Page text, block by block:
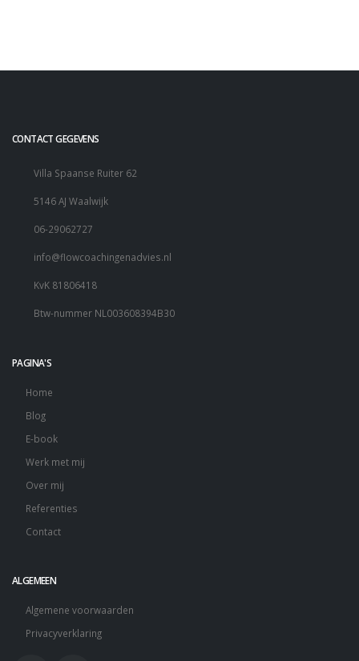
CONTACT GEGEVENS
Villa Spaanse Ruiter 62
5146 AJ Waalwijk
06-29062727
info@flowcoachingenadvies.nl
KvK 81806418
Btw-nummer NL003608394B30
PAGINA'S
Home
Blog
E-book
Werk met mij
Over mij
Referenties
Contact
ALGEMEEN
Algemene voorwaarden
Privacyverklaring